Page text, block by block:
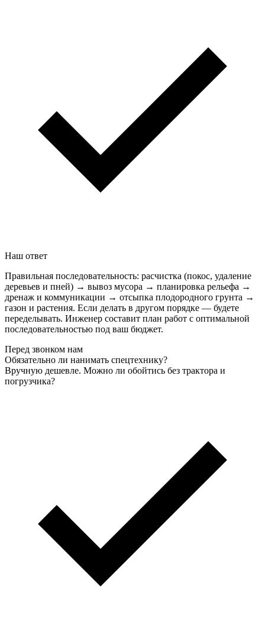
Наш ответ
Правильная последовательность: расчистка (покос, удаление
деревьев и пней) → вывоз мусора → планировка рельефа →
дренаж и коммуникации → отсыпка плодородного грунта →
газон и растения. Если делать в другом порядке — будете
переделывать. Инженер составит план работ с оптимальной
последовательностью под ваш бюджет.
Перед звонком нам
Обязательно ли нанимать спецтехнику?
Вручную дешевле. Можно ли обойтись без трактора и
погрузчика?